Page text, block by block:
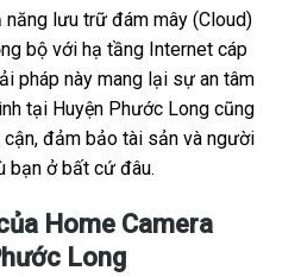
lưu trữ đám mây (Cloud)
bộ với hạ tầng Internet cáp
pháp này mang lại sự an tâm
tại Huyện Phước Long cũng
cận, đảm bảo tài sản và người
bạn ở bất cứ đâu.
Home Camera
Long